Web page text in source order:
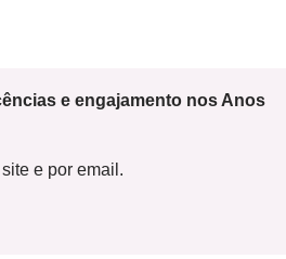
e engajamento nos Anos
e por email.